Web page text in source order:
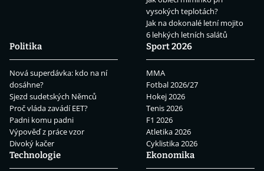
vysokých teplotách?
Jak na dokonalé letní mojito
6 lehkých letních salátů
Politika
Nová superdávka: kdo na ní
dosáhne?
Sjezd sudetských Němců
Proč vláda zavádí EET?
Padni komu padni
Výpověď z práce vzor
Divoký kačer
Sport 2026
MMA
Fotbal 2026/27
Hokej 2026
Tenis 2026
F1 2026
Atletika 2026
Cyklistika 2026
Technologie
Ekonomika